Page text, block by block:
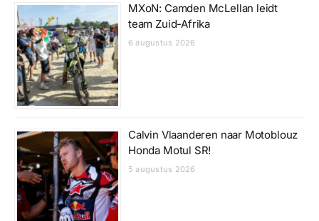
MXoN: Camden McLellan leidt
team Zuid-Afrika
6 augustus 2026
Calvin Vlaanderen naar Motoblouz
Honda Motul SR!
5 augustus 2026